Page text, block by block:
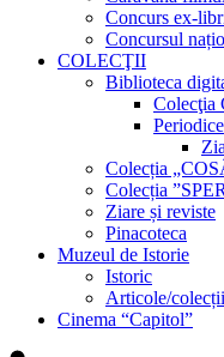
Concurs ex-
Concursul
COLECŢII
Biblioteca
Colecţia
Periodice
Colecția
Colecția
Ziare și reviste
Pinacoteca
Muzeul de Istorie
Istoric
Articole/colecții
Cinema “Capitol”